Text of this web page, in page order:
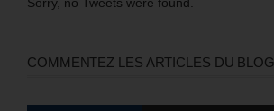
COMMENTEZ LES ARTICLES DU BLOG